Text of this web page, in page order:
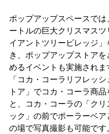
ポップアップスペースでは
ートルの巨大クリスマスツ
イアントツリービレッジ
き、ポップアップストアを
めるイベントも実施されま
「コカ・コーラリフレッ
トア」でコカ・コーラ商
と、コカ・コーラの「クリ
ック」の前でポーラーベ
の場で写真撮影も可能です。